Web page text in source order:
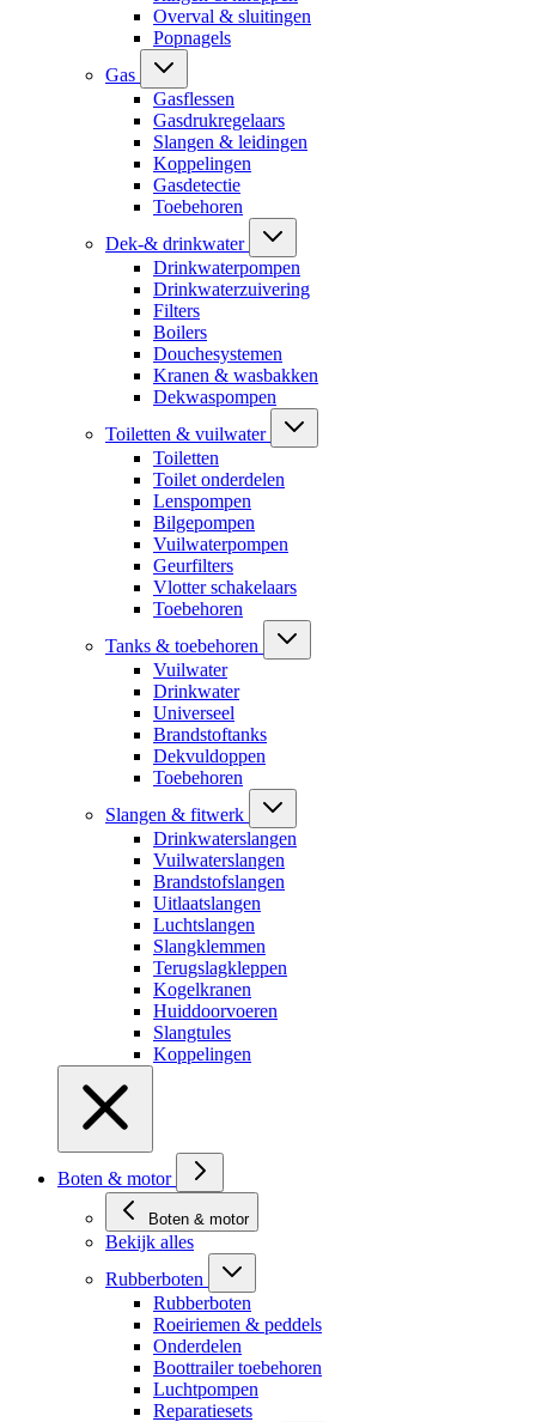
Overval & sluitingen
Popnagels
Gas
Gasflessen
Gasdrukregelaars
Slangen & leidingen
Koppelingen
Gasdetectie
Toebehoren
Dek-& drinkwater
Drinkwaterpompen
Drinkwaterzuivering
Filters
Boilers
Douchesystemen
Kranen & wasbakken
Dekwaspompen
Toiletten & vuilwater
Toiletten
Toilet onderdelen
Lenspompen
Bilgepompen
Vuilwaterpompen
Geurfilters
Vlotter schakelaars
Toebehoren
Tanks & toebehoren
Vuilwater
Drinkwater
Universeel
Brandstoftanks
Dekvuldoppen
Toebehoren
Slangen & fitwerk
Drinkwaterslangen
Vuilwaterslangen
Brandstofslangen
Uitlaatslangen
Luchtslangen
Slangklemmen
Terugslagkleppen
Kogelkranen
Huiddoorvoeren
Slangtules
Koppelingen
Boten & motor
Boten & motor
Bekijk alles
Rubberboten
Rubberboten
Roeiriemen & peddels
Onderdelen
Boottrailer toebehoren
Luchtpompen
Reparatiesets